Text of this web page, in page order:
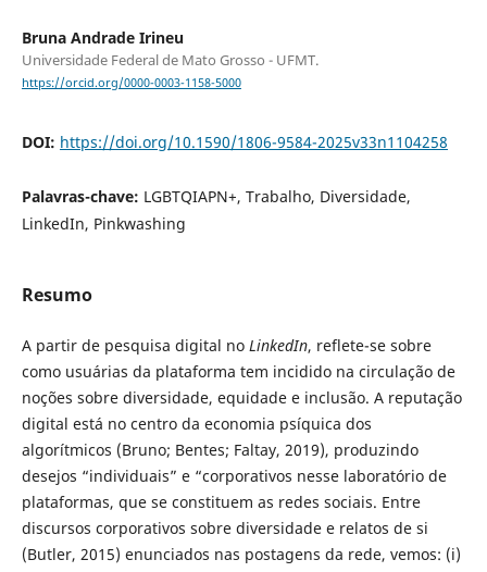
Bruna Andrade Irineu
Universidade Federal de Mato Grosso - UFMT.
https://orcid.org/0000-0003-1158-5000
DOI: https://doi.org/10.1590/1806-9584-2025v33n1104258
Palavras-chave: LGBTQIAPN+, Trabalho, Diversidade,
LinkedIn, Pinkwashing
Resumo
A partir de pesquisa digital no LinkedIn, reflete-se sobre
como usuárias da plataforma tem incidido na circulação de
noções sobre diversidade, equidade e inclusão. A reputação
digital está no centro da economia psíquica dos
algorítmicos (Bruno; Bentes; Faltay, 2019), produzindo
desejos “individuais” e “corporativos nesse laboratório de
plataformas, que se constituem as redes sociais. Entre
discursos corporativos sobre diversidade e relatos de si
(Butler, 2015) enunciados nas postagens da rede, vemos: (i)